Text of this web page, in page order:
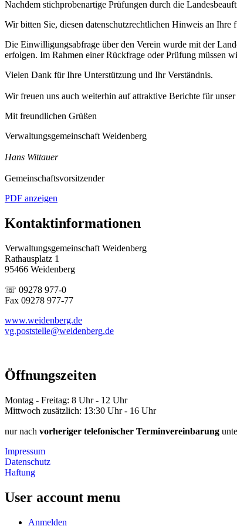
Nachdem stichprobenartige Prüfungen durch die
Wir bitten Sie, diesen datenschutzrechtlichen Hinweis an Ihre
Die Einwilligungsabfrage über den Verein wurde mit der
erfolgen. Im Rahmen einer Rückfrage oder Prüfung müssen
Vielen Dank für Ihre Unterstützung und Ihr Verständnis.
Wir freuen uns auch weiterhin auf attraktive Berichte für
Mit freundlichen Grüßen
Verwaltungsgemeinschaft Weidenberg
Hans Wittauer
Gemeinschaftsvorsitzender
PDF anzeigen
Kontaktinformationen
Verwaltungsgemeinschaft Weidenberg
Rathausplatz 1
95466 Weidenberg
☏ 09278 977-0
Fax 09278 977-77
www.weidenberg.de
vg.poststelle@weidenberg.de
Öffnungszeiten
Montag - Freitag: 8 Uhr - 12 Uhr
Mittwoch zusätzlich: 13:30 Uhr - 16 Uhr
nur nach vorheriger telefonischer Terminvereinbarung
Impressum
Datenschutz
Haftung
User account menu
Anmelden